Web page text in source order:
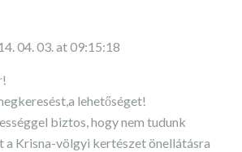
04. 03. at 09:15:18
lehetőséget!
biztos, hogy nem tudunk
a Krisna-völgyi kertészet önellátásra